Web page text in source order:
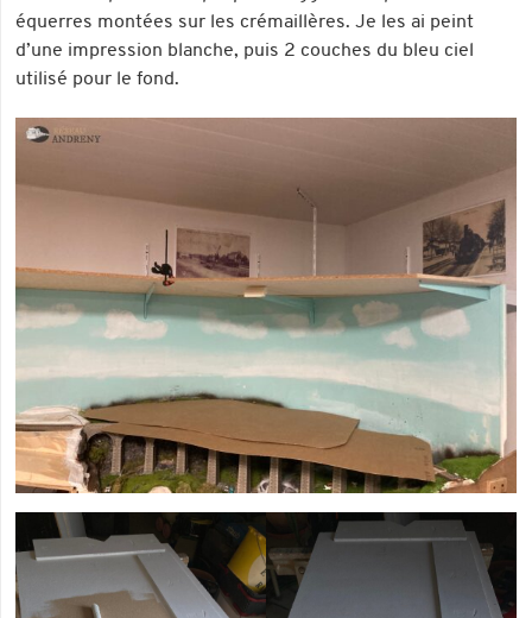
équerres montées sur les crémaillères. Je les ai peint
d’une impression blanche, puis 2 couches du bleu ciel
utilisé pour le fond.